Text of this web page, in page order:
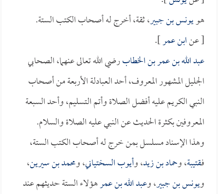
هويونس بن جبير، ثقة، أخرج له أصحاب الكتب الستة.
[ عنابن عمر].
عبد الله بن عمر بن الخطابرضي الله تعالى عنهما، الصحابي
الجليل المشهور المعروف، أحد العبادلة الأربعة من أصحاب
النبي الكريم عليه أفضل الصلاة وأتم التسليم، وأحد السبعة
المعروفين بكثرة الحديث عن النبي عليه الصلاة والسلام.
وهذا الإسناد مسلسل بمن خرج له أصحاب الكتب الستة،
فـقتيبة، وحماد بن زيد، وأيوب السختياني، ومحمد بن سيرين،
ويونس بن جبير، وعبد الله بن عمرهؤلاء الستة حديثهم عند